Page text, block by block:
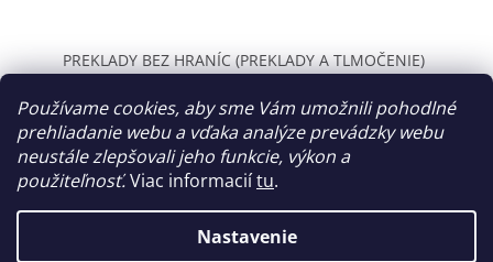
Používame cookies, aby sme Vám umožnili pohodlné
prehliadanie webu a vďaka analýze prevádzky webu
neustále zlepšovali jeho funkcie, výkon a
použiteľnosť.Viac informaciítu.
Nastavenie
PREKLADY BEZ HRANÍC (PREKLADY A TLMOČENIE)
WOLT Bratislava